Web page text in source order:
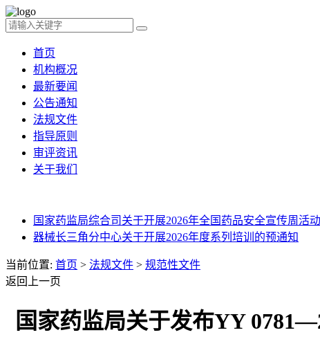
首页
机构概况
最新要闻
公告通知
法规文件
指导原则
审评资讯
关于我们
国家药监局综合司关于开展2026年全国药品安全宣传周活
器械长三角分中心关于开展2026年度系列培训的预通知
当前位置: 首页 > 法规文件 > 规范性文件
返回上一页
国家药监局关于发布YY